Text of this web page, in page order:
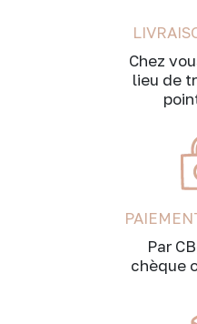
Chez
lieu de
Par
chèque